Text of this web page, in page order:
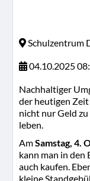
Schulzentrum
04.10.2025
Nachhaltiger
der heutigen
nicht nur Geld
leben.
AmSamstag, 4.
kann man in den
auch kaufen.
kleine